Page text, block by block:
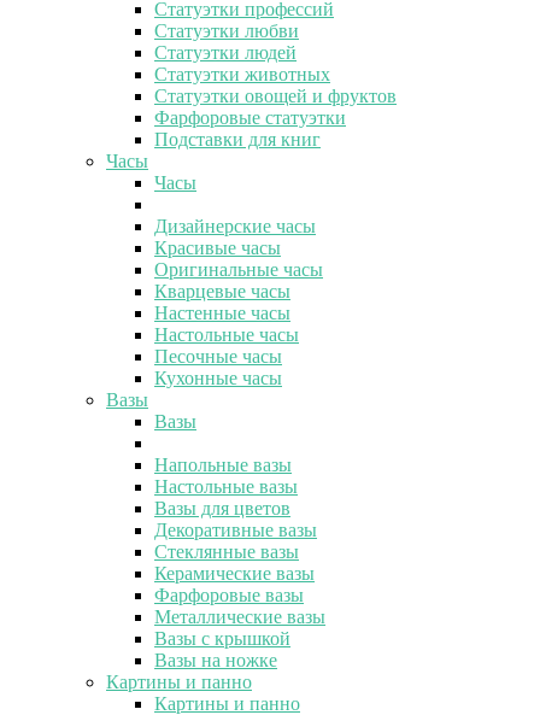
Статуэтки профессий
Статуэтки любви
Статуэтки людей
Статуэтки животных
Статуэтки овощей и фруктов
Фарфоровые статуэтки
Подставки для книг
Часы
Часы
Дизайнерские часы
Красивые часы
Оригинальные часы
Кварцевые часы
Настенные часы
Настольные часы
Песочные часы
Кухонные часы
Вазы
Вазы
Напольные вазы
Настольные вазы
Вазы для цветов
Декоративные вазы
Стеклянные вазы
Керамические вазы
Фарфоровые вазы
Металлические вазы
Вазы с крышкой
Вазы на ножке
Картины и панно
Картины и панно